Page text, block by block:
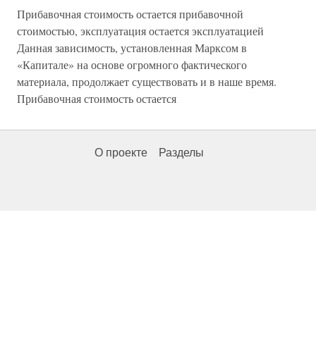
Прибавочная стоимость остается прибавочной
стоимостью, эксплуатация остается эксплуатацией
Данная зависимость, установленная Марксом в
«Капитале» на основе огромного фактического
материала, продолжает существовать и в наше время.
Прибавочная стоимость остается
О проекте Разделы